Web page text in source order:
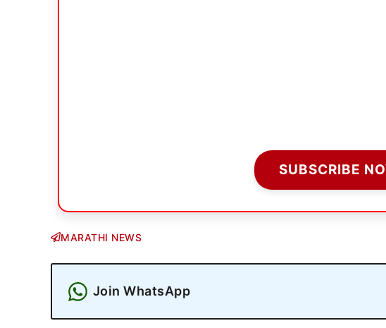
SUBSCRIBE
MARATHI NEWS
Join WhatsApp